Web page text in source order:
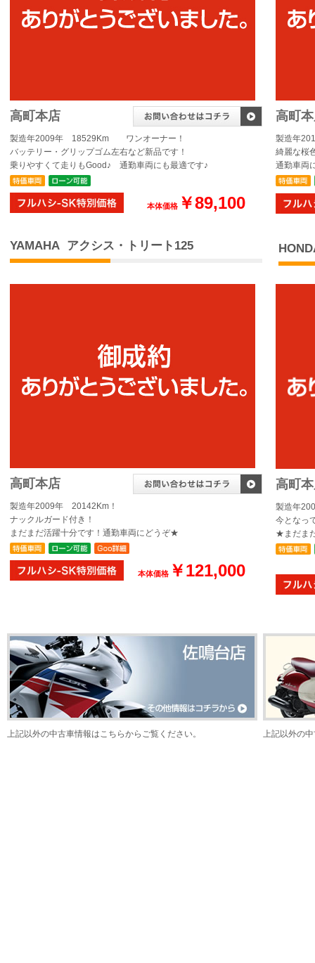
高町本店
製造年2009年 18529Km ワンオーナー！
バッテリー・グリップゴム左右など新品です！
乗りやすくて走りもGood♪ 通勤車両にも最適です♪
本体価格 ￥89,100
高町
製造年
綺麗な桜
通勤車両
YAMAHA アクシス・トリート125
高町本店
製造年2009年 20142Km！
ナックルガード付き！
まだまだ活躍十分です！通勤車両にどうぞ★
本体価格 ￥121,000
高町
製造年
今となっ
★まだま
上記以外の中古車情報はこちらからご覧ください。 上記以外の